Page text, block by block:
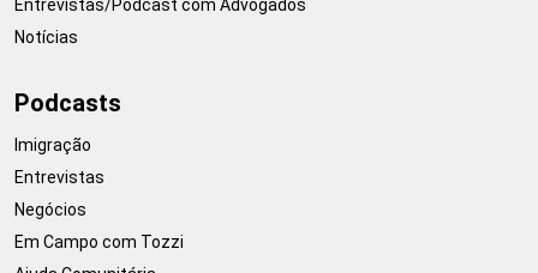
Entrevistas/Podcast com Advogados
Notícias
Podcasts
Imigração
Entrevistas
Negócios
Em Campo com Tozzi